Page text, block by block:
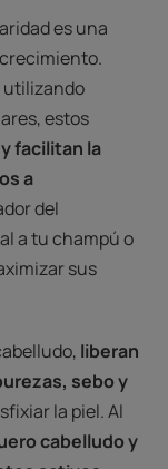
es una
utilizando
estos
facilitan la
a
del
a tu champú o
sus
liberan
sebo y
la piel. Al
cabelludo y